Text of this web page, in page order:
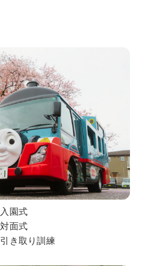
入園式
対面式
引き取り訓練